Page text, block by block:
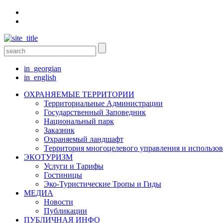
in_georgian
in_english
ОХРАНЯЕМЫЕ ТЕРРИТОРИИ
Территориальные Aдминистрации
Государственный Заповедник
Национальный парк
Заказник
Oхраняемый ландшафт
Tерритория многоцелевого управления и
ЭКОТУРИЗМ
Услуги и Tарифы
Гостиницы
Эко-Туристические Тропы и Гиды
МЕДИА
Новости
Публикации
ПУБЛИЧНАЯ ИНФО